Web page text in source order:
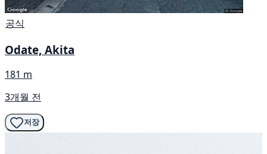
공식
Odate, Akita
181 m
3개월 전
저장